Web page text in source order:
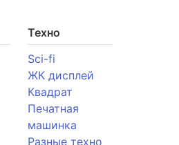
Техно
Sci-fi
ЖК дисплей
Квадрат
Печатная
машинка
Разные техно